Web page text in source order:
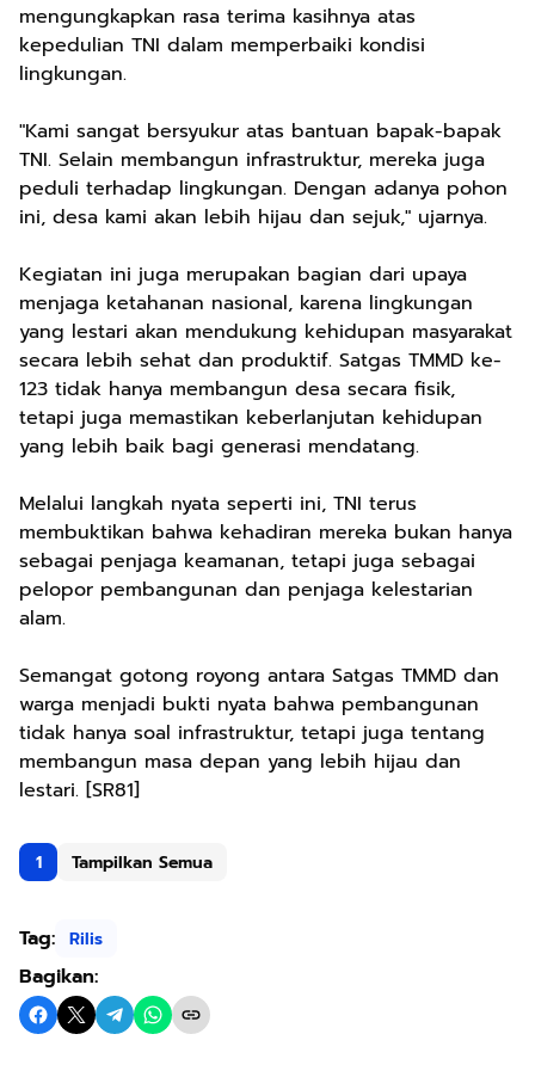
mengungkapkan rasa terima kasihnya atas
kepedulian TNI dalam memperbaiki kondisi
lingkungan.
"Kami sangat bersyukur atas bantuan bapak-bapak
TNI. Selain membangun infrastruktur, mereka juga
peduli terhadap lingkungan. Dengan adanya pohon
ini, desa kami akan lebih hijau dan sejuk," ujarnya.
Kegiatan ini juga merupakan bagian dari upaya
menjaga ketahanan nasional, karena lingkungan
yang lestari akan mendukung kehidupan masyarakat
secara lebih sehat dan produktif. Satgas TMMD ke-
123 tidak hanya membangun desa secara fisik,
tetapi juga memastikan keberlanjutan kehidupan
yang lebih baik bagi generasi mendatang.
Melalui langkah nyata seperti ini, TNI terus
membuktikan bahwa kehadiran mereka bukan hanya
sebagai penjaga keamanan, tetapi juga sebagai
pelopor pembangunan dan penjaga kelestarian
alam.
Semangat gotong royong antara Satgas TMMD dan
warga menjadi bukti nyata bahwa pembangunan
tidak hanya soal infrastruktur, tetapi juga tentang
membangun masa depan yang lebih hijau dan
lestari. [SR81]
1 Tampilkan Semua
Tag: Rilis
Bagikan: